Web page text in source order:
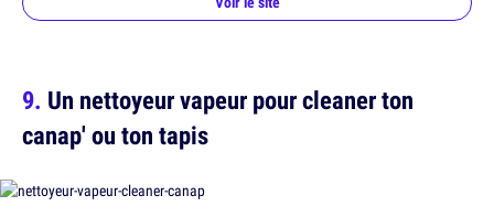
Un nettoyeur vapeur pour cleaner ton
canap' ou ton tapis